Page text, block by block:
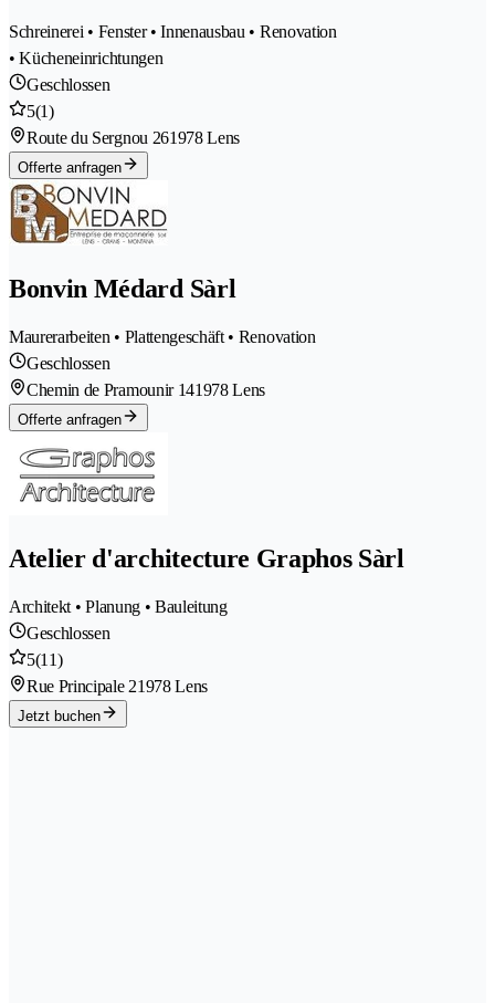
Schreinerei • Fenster • Innenausbau • Renovation
• Kücheneinrichtungen
Geschlossen
5(1)
Route du Sergnou 261978 Lens
Offerte anfragen
Bonvin Médard Sàrl
Maurerarbeiten • Plattengeschäft • Renovation
Geschlossen
Chemin de Pramounir 141978 Lens
Offerte anfragen
Atelier d'architecture Graphos Sàrl
Architekt • Planung • Bauleitung
Geschlossen
5(11)
Rue Principale 21978 Lens
Jetzt buchen